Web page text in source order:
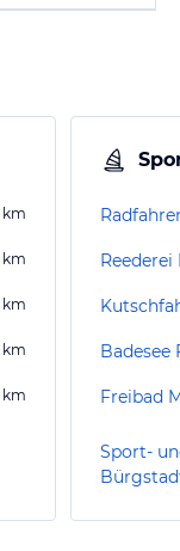
km
km
km
km
km
Badesee
Freibad
Sport-